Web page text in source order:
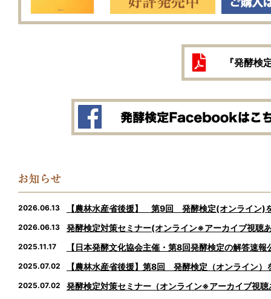
『発酵検
2026.06.13 【農林水産省後援】 第9回 発酵検定(オンライン)
2026.06.13 発酵検定対策セミナー(オンライン※アーカイブ視聴
2025.11.17 【日本発酵文化協会主催・第8回発酵検定の解答速報
2025.07.02 【農林水産省後援】第8回 発酵検定（オンライン
2025.07.02 発酵検定対策セミナー（オンライン※アーカイブ視